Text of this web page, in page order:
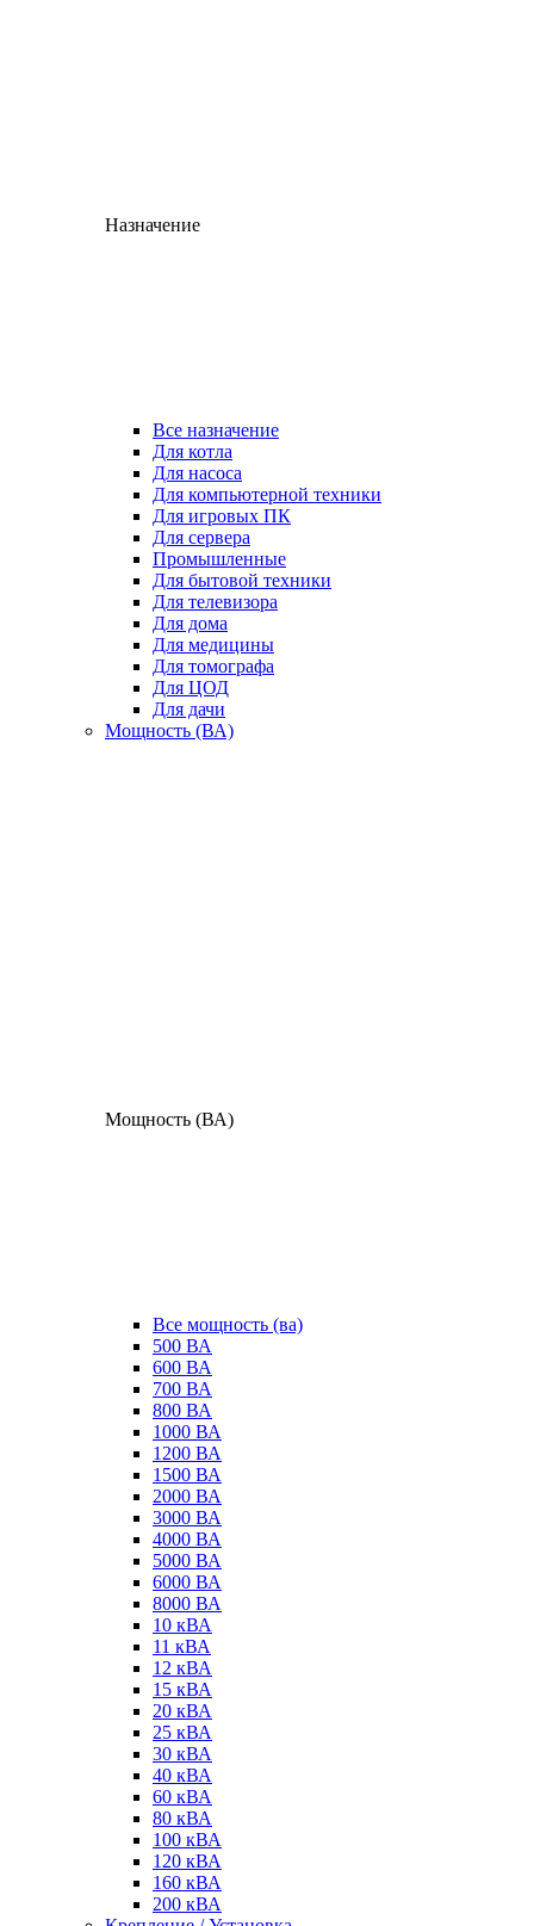
Назначение
Все назначение
Для котла
Для насоса
Для компьютерной техники
Для игровых ПК
Для сервера
Промышленные
Для бытовой техники
Для телевизора
Для дома
Для медицины
Для томографа
Для ЦОД
Для дачи
Мощность (ВА)
Мощность (ВА)
Все мощность (ва)
500 ВА
600 ВА
700 ВА
800 ВА
1000 ВА
1200 ВА
1500 ВА
2000 ВА
3000 ВА
4000 ВА
5000 ВА
6000 ВА
8000 ВА
10 кВА
11 кВА
12 кВА
15 кВА
20 кВА
25 кВА
30 кВА
40 кВА
60 кВА
80 кВА
100 кВА
120 кВА
160 кВА
200 кВА